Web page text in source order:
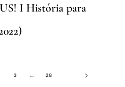
I História para
3 … 28